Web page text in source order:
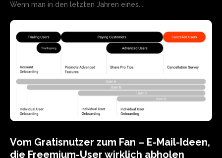
Wenn man in den letzten Jahren eines...
Vom Gratisnutzer zum Fan – E-Mail-Ideen,
die Freemium-User wirklich abholen